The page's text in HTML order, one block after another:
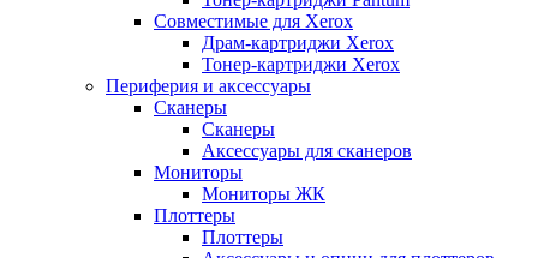
Совместимые для Xerox
Драм-картриджи Xerox
Тонер-картриджи Xerox
Периферия и аксессуары
Сканеры
Сканеры
Аксессуары для сканеров
Мониторы
Мониторы ЖК
Плоттеры
Плоттеры